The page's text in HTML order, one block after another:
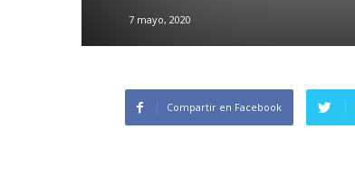
7 mayo, 2020
Compartir en Facebook